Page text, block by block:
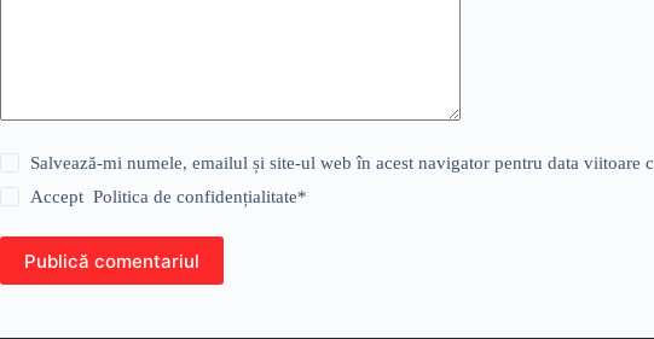
Salvează-mi numele, emailul și site-ul web în acest navigator pentru data viitoare
AcceptPolitica de confidențialitate*
Publică comentariul